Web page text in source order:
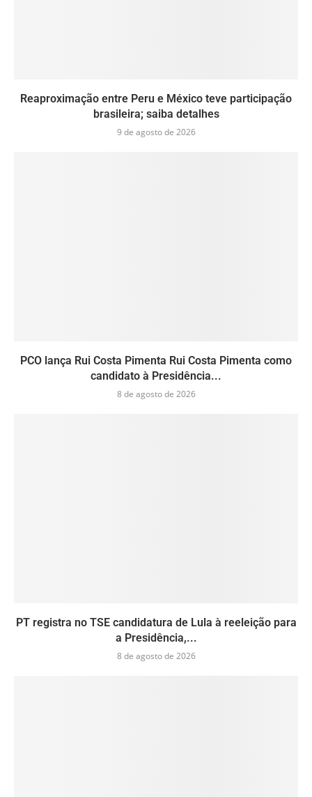
Reaproximação entre Peru e México teve participação
brasileira; saiba detalhes
9 de agosto de 2026
PCO lança Rui Costa Pimenta Rui Costa Pimenta como
candidato à Presidência...
8 de agosto de 2026
PT registra no TSE candidatura de Lula à reeleição para
a Presidência,...
8 de agosto de 2026